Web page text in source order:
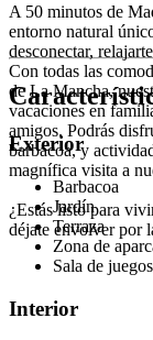
A 50 minutos de
entorno natural
desconectar,
Con todas las
de La Mancha,
vacaciones en
amigos. Podrás
barbacoa, y
magnífica visita a
¿Estás listo para
déjate envolver por
Exterior
Barbacoa
Jardín
Terraza
Zona de
Sala de juegos
Interior